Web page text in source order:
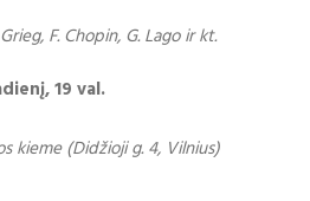
F. Chopin, G. Lago ir kt.
19 val.
kieme (Didžioji g. 4, Vilnius)